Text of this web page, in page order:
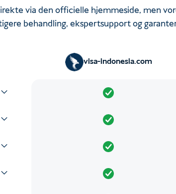
via den officielle hjemmeside, men
behandling, ekspertsupport og
visa-indonesia.com